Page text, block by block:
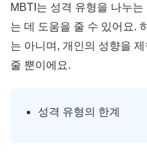
MBTI는 성격 유형을 나누
는 데 도움을 줄 수 있어요.
는 아니며, 개인의 성향을
줄 뿐이에요.
성격 유형의 한계